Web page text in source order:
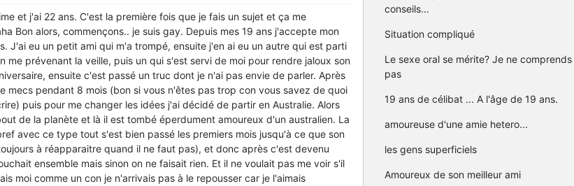
et j'ai 22 ans. C'est la première fois que je fais un sujet et ça me
Bon alors, commençons.. je suis gay. Depuis mes 19 ans j'accepte mon
J'ai eu un petit ami qui m'a trompé, ensuite j'en ai eu un autre qui est parti
me prévenant la veille, puis un qui s'est servi de moi pour rendre jaloux son
ensuite c'est passé un truc dont je n'ai pas envie de parler. Après
mecs pendant 8 mois (bon si vous n'êtes pas trop con vous savez de quoi
puis pour me changer les idées j'ai décidé de partir en Australie. Alors
de la planète et là il est tombé éperdument amoureux d'un australien. La
avec ce type tout s'est bien passé les premiers mois jusqu'à ce que son
à réapparaitre quand il ne faut pas), et donc après c'est devenu
ensemble mais sinon on ne faisait rien. Et il ne voulait pas me voir s'il
moi comme un con je n'arrivais pas à le repousser car je l'aimais
conseils...
Situation compliqué
Le sexe oral se mérite? Je ne comprends
pas
19 ans de célibat ... A l'âge de 19 ans.
amoureuse d'une amie hetero...
les gens superficiels
Amoureux de son meilleur ami